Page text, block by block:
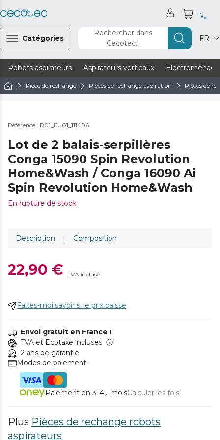
Catégories
Rechercher dans
Cecotec...
FR
Robots aspirateurs Aspirateurs verticaux
Pièce de rechange Pièces de rechange aspiration Pièces de
Référence : R01_EU01_111406
Lot de 2 balais-serpillères
Conga 15090 Spin Revolution
Home&Wash / Conga 16090 Ai
Spin Revolution Home&Wash
En rupture de stock
Description | Composition
22,90 € TVA incluse
Faites-moi savoir si le prix baisse
Envoi gratuit en France !
TVA et Ecotaxe incluses
2 ans de garantie
Modes de paiement.
Paiement en 3, 4... moisCalculer les fois
Plus Pièces de rechange robots
aspirateurs